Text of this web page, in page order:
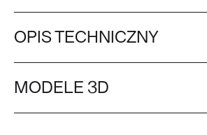
OPIS TECHNICZNY
MODELE 3D